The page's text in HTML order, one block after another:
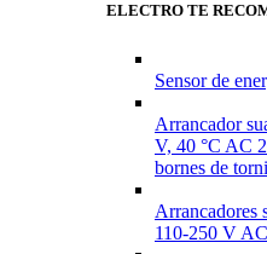
ELECTRO TE
Sensor de
Arrancador
V, 40 °C AC
bornes de
Arrancadores
110-250 V